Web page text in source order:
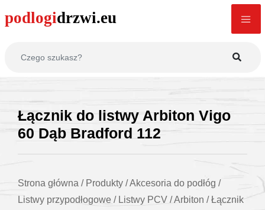
Łącznik do listwy Arbiton Vigo
60 Dąb Bradford 112
Strona główna / Produkty /Akcesoria do podłóg /
Listwy przypodłogowe / Listwy PCV /Arbiton /Łącznik